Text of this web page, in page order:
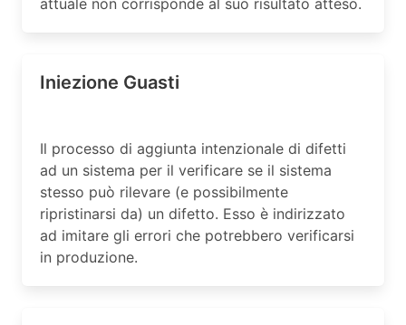
attuale non corrisponde al suo risultato atteso.
Iniezione Guasti
Il processo di aggiunta intenzionale di difetti
ad un sistema per il verificare se il sistema
stesso può rilevare (e possibilmente
ripristinarsi da) un difetto. Esso è indirizzato
ad imitare gli errori che potrebbero verificarsi
in produzione.